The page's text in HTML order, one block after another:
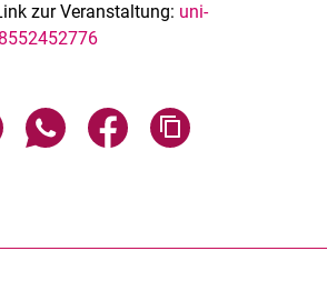
zur Veranstaltung: uni-
Seite über E-Mail teilen
Seite über WhatsApp teilen
Seite über Facebook